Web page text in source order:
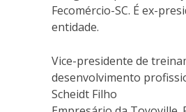
Fecomércio-SC. É ex-
entidade.
Vice-presidente de
desenvolvimento
Scheidt Filho